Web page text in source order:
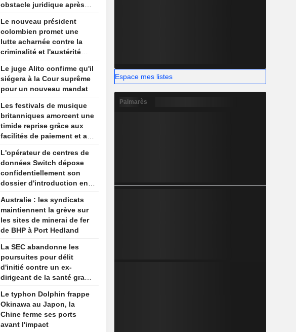
obstacle juridique après
suprême
Le nouveau président
colombien promet une
lutte acharnée contre la
criminalité et l'austérité
discours d'investiture
Le juge Alito confirme qu'il
siégera à la Cour suprême
pour un nouveau mandat
Les festivals de musique
britanniques amorcent une
timide reprise grâce aux
facilités de paiement et au
L'opérateur de centres de
données Switch dépose
confidentiellement son
dossier d'introduction en
selon Bloomberg News
Australie : les syndicats
maintiennent la grève sur
les sites de minerai de fer
de BHP à Port Hedland
La SEC abandonne les
poursuites pour délit
d'initié contre un ex-
dirigeant de la santé gracié
Le typhon Dolphin frappe
Okinawa au Japon, la
Chine ferme ses ports
avant l'impact
Espace mes listes
Palmarès